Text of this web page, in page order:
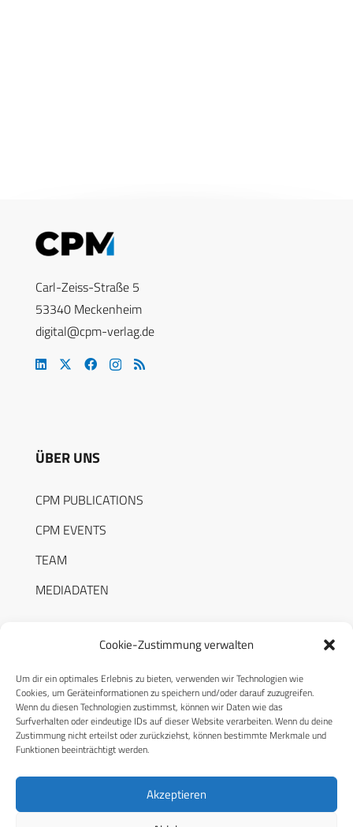
Cookie-Zustimmung verwalten
Um dir ein optimales Erlebnis zu bieten, verwenden wir Technologien wie
Cookies, um Geräteinformationen zu speichern und/oder darauf zuzugreifen.
Wenn du diesen Technologien zustimmst, können wir Daten wie das
Surfverhalten oder eindeutige IDs auf dieser Website verarbeiten. Wenn du deine
Zustimmung nicht erteilst oder zurückziehst, können bestimmte Merkmale und
Funktionen beeinträchtigt werden.
Akzeptieren
Carl-Zeiss-Straße 5
53340 Meckenheim
digital@cpm-verlag.de
ÜBER UNS
CPM PUBLICATIONS
CPM EVENTS
TEAM
MEDIADATEN
RECHTLICHES
Datenschutzerklärung
Cookie-Richtlinie (EU)